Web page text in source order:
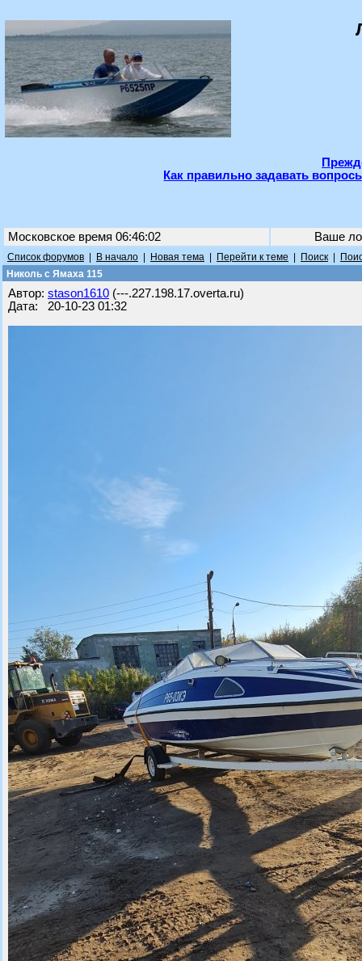
Как правильно задавать
Московское время 06:46:02 Ваше
Список форумов В начало Новая тема Перейти к теме Поиск
Николь с Ямаха 115
Автор: stason1610 (---.227.198.17.overta.ru)
Дата: 20-10-23 01:32